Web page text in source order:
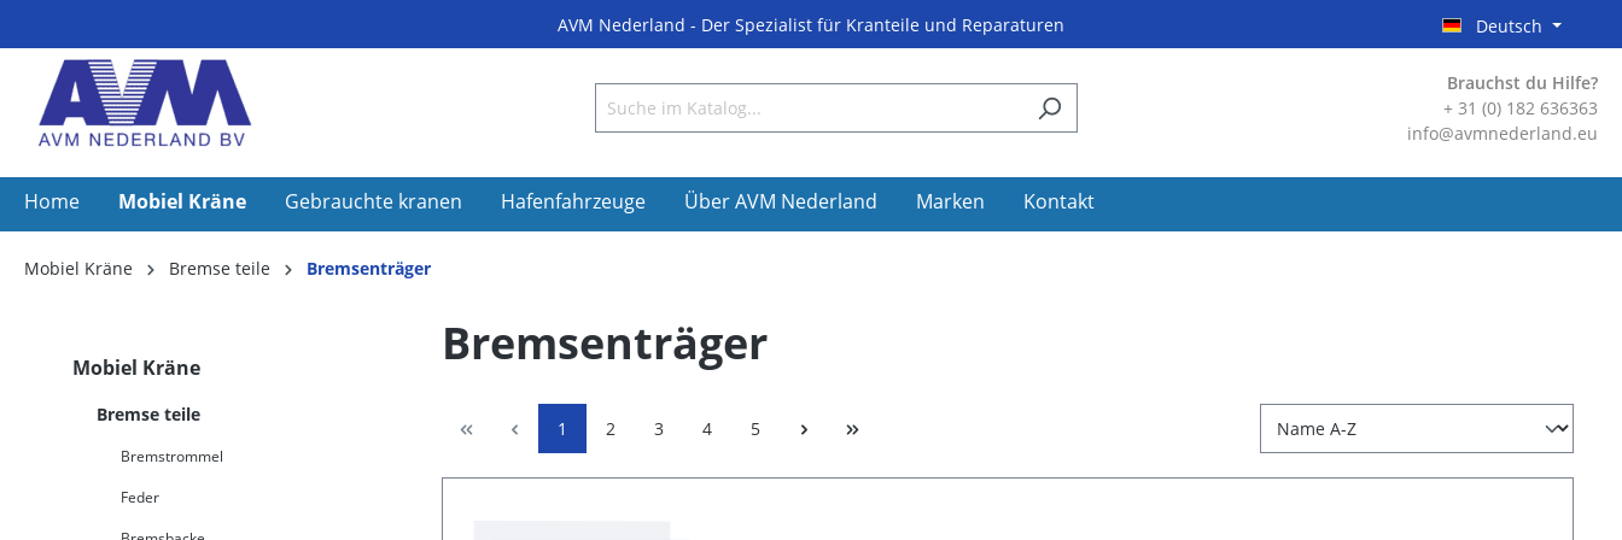
AVM Nederland - Der Spezialist für Kranteile und Reparaturen Deutsch
Brauchst du Hilfe?
+ 31 (0) 182 636363
info@avmnederland.eu
Home Mobiel Kräne Gebrauchte kranen Hafenfahrzeuge Über AVM Nederland Marken Kontakt
Mobiel Kräne Bremse teile Bremsenträger
Mobiel Kräne
Bremse teile
Bremstrommel
Feder
Bremsenträger
1 2 3 4 5